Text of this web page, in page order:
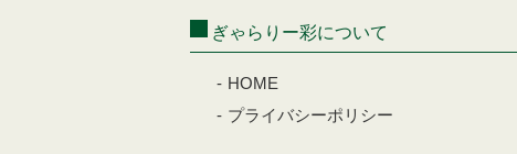
ぎゃらりー彩について
HOME
プライバシーポリシー